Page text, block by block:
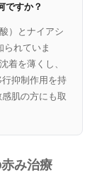
ですか？
）とナイアシ
られていま
着を薄くし、
抑制作用を持
肌の方にも取
み治療